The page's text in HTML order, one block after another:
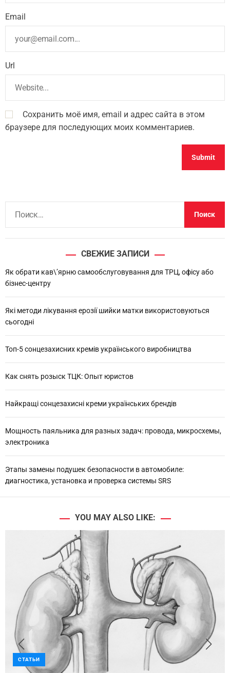
Email
Url
Сохранить моё имя, email и адрес сайта в этом
браузере для последующих моих комментариев.
:
СВЕЖИЕ ЗАПИСИ
Як обрати кав\’ярню самообслуговування для ТРЦ, офісу або
бізнес-центру
Які методи лікування ерозії шийки матки використовуються
сьогодні
Топ-5 сонцезахисних кремів українського виробництва
Как снять розыск ТЦК: Опыт юристов
Найкращі сонцезахисні креми українських брендів
Мощность паяльника для разных задач: провода, микросхемы,
электроника
Этапы замены подушек безопасности в автомобиле:
диагностика, установка и проверка системы SRS
YOU MAY ALSO LIKE:
СТАТЬИ